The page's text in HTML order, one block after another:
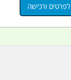
לפרטים ורכישה